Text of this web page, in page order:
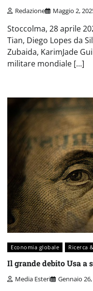
Redazione Maggio 2,
Stoccolma, 28 aprile
Tian, Diego Lopes da
Zubaida, KarimJade
militare mondiale […]
Economia globale Ricerca
Il grande debito Usa a
Media Esteri Gennaio